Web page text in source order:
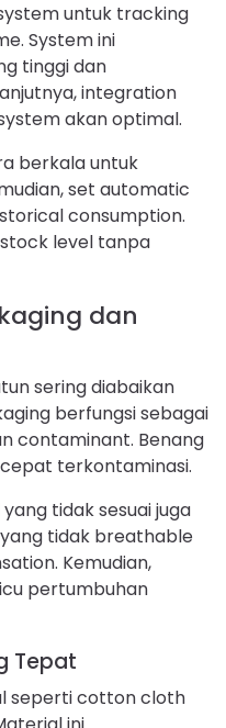
untuk tracking
System ini
tinggi dan
integration
akan optimal.
berkala untuk
set automatic
consumption.
level tanpa
dan
sering diabaikan
berfungsi sebagai
contaminant. Benang
terkontaminasi.
tidak sesuai juga
tidak breathable
Kemudian,
pertumbuhan
Tepat
seperti cotton cloth